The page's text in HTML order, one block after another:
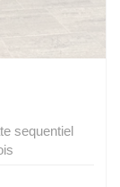
sequentiel